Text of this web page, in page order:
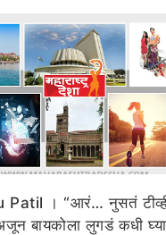
। “आरं… नुसतं
बायकोला लुगडं कधी